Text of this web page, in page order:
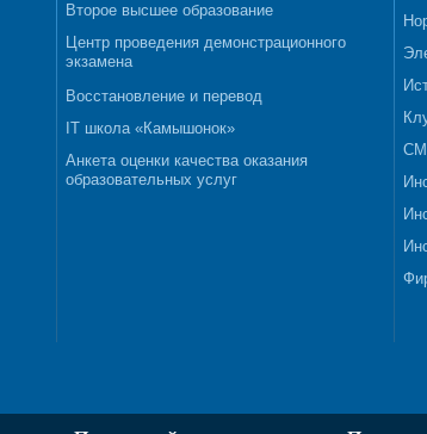
Второе высшее образование
Центр проведения демонстрационного
экзамена
Восстановление и перевод
IT школа «Камышонок»
Анкета оценки качества оказания
образовательных услуг